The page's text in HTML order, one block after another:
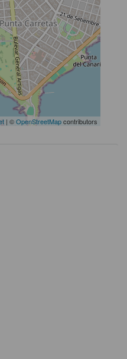
| ©OpenStreetMapcontributors